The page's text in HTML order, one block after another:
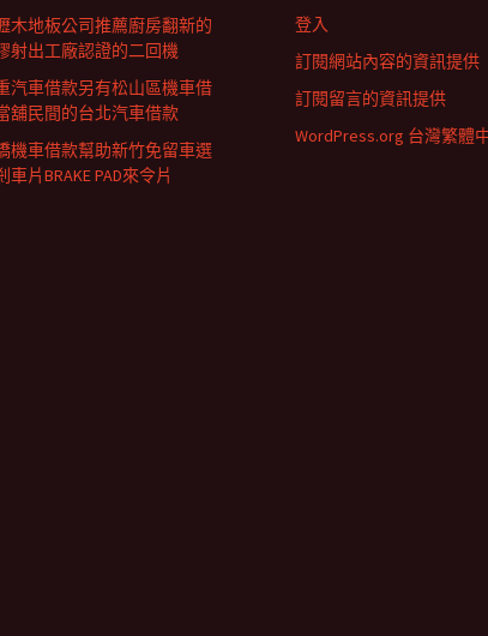
木地板公司推薦廚房翻新的
射出工廠認證的二回機
汽車借款另有松山區機車借
舖民間的台北汽車借款
機車借款幫助新竹免留車選
車片BRAKE PAD來令片
登入
訂閱網站內容的資訊提供
訂閱留言的資訊提供
WordPress.org 台灣繁體